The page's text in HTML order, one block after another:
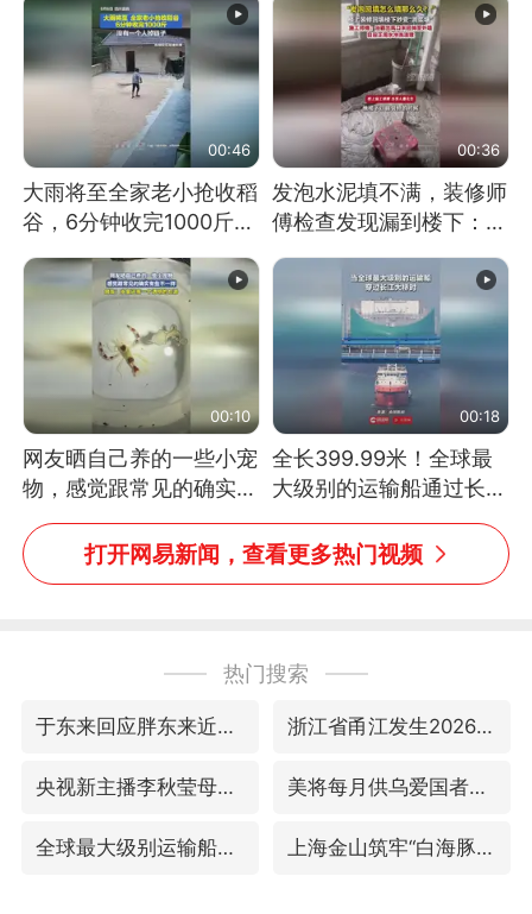
00:46
大雨将至全家老小抢收稻
谷，6分钟收完1000斤，
没有一个人掉链子
00:36
发泡水泥填不满，装修师
傅检查发现漏到楼下：出
风口未延伸到外墙
00:10
网友晒自己养的一些小宠
物，感觉跟常见的确实有
些不一样
00:18
全长399.99米！全球最
大级别的运输船通过长江
大桥这一幕，太震撼了！
打开网易新闻，查看更多热门视频
热门搜索
于东来回应胖东来近25年老店年底关闭 浙江省甬江发生2026年第1号洪水
央视新主播李秋莹母校发文祝贺 美将每月供乌爱国者拦截导弹
全球最大级别运输船通过长江大桥 上海金山筑牢“白海豚”防汛屏障